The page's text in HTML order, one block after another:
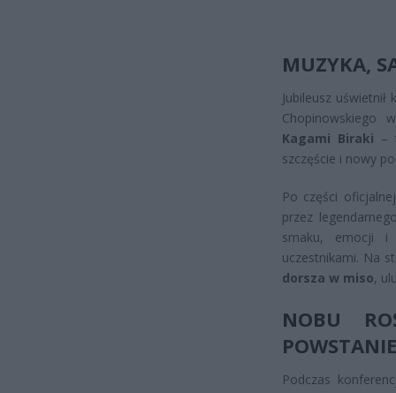
MUZYKA,
Jubileusz
Chopinowskiego
Kagami Biraki –
szczęście i nowy
Po części
przez
smaku, emocji i
uczestnikami. Na
dorsza w miso,
NOBU
Podczas